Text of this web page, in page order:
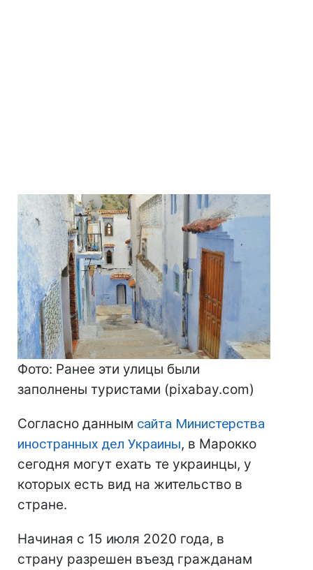
Фото: Ранее эти улицы были
заполнены туристами (pixabay.com)
Согласно данным сайта Министерства
иностранных дел Украины, в Марокко
сегодня могут ехать те украинцы, у
которых есть вид на жительство в
стране.
Начиная с 15 июля 2020 года, в
страну разрешен въезд гражданам